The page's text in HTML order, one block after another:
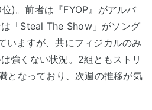
)。前者は『FYOP』がアルバ
「Steal The Show」がソング
いますが、共にフィジカルのみ
強くない状況。2組ともストリ
となっており、次週の推移が気